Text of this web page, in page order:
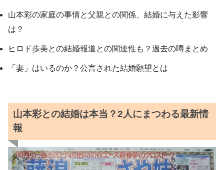
山本彩の家庭の事情と父親との関係、結婚に与えた影響
は？
ヒロド歩美との結婚報道との関連性も？過去の噂まとめ
「妻」はいるのか？公言された結婚願望とは
山本彩との結婚は本当？2人にまつわる最新情
報